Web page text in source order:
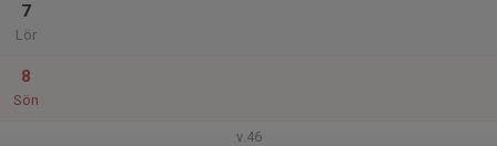
7
Lör
8
Sön
v.46